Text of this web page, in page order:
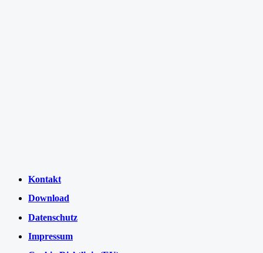
Kontakt
Download
Datenschutz
Impressum